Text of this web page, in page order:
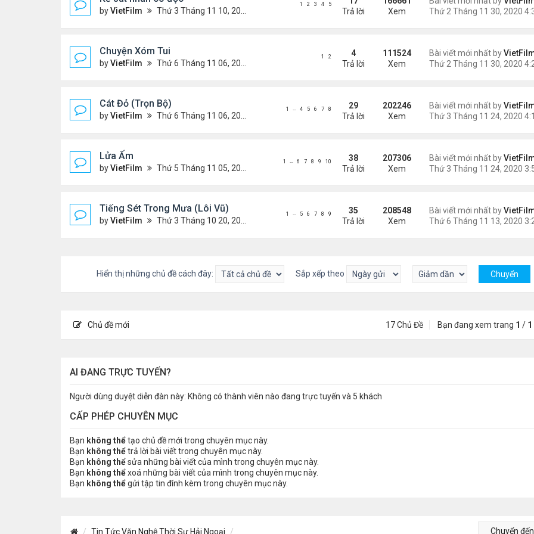
byVietFilm Thứ 3 Tháng 11 10, 2020 9:58 am
Trả lời
Xem
1 2 3 4 5
Chuyện Xóm Tui
byVietFilm Thứ 6 Tháng 11 06, 2020 4:47 pm
Bài viết mới nhất by
4
Trả lời
111524
Xem
1 2
Cát Đỏ (Trọn Bộ)
byVietFilm Thứ 6 Tháng 11 06, 2020 2:02 pm
Bài viết mới nhất by
29
Trả lời
202246
Xem
1 … 4 5 6 7 8
Lửa Ấm
byVietFilm Thứ 5 Tháng 11 05, 2020 11:33 pm
Bài viết mới nhất by
38
Trả lời
207306
Xem
1 … 6 7 8 9 10
Tiếng Sét Trong Mưa (Lôi Vũ)
byVietFilm Thứ 3 Tháng 10 20, 2020 9:50 pm
Bài viết mới nhất by
35
Trả lời
208548
Xem
1 … 5 6 7 8 9
Hiển thị những chủ đề cách đây: Sắp xếp theo
Chủ đề mới 17 Chủ Đề Bạn đang xem trang 1 / 1
AI ĐANG TRỰC TUYẾN?
Người dùng duyệt diễn đàn này: Không có thành viên nào đang trực tuyến và 5 khách
CẤP PHÉP CHUYÊN MỤC
Bạn không thểtạo chủ đề mới trong chuyên mục này.
Bạn không thểtrả lời bài viết trong chuyên mục này.
Bạn không thểsửa những bài viết của mình trong chuyên mục này.
Bạn không thểxoá những bài viết của mình trong chuyên mục này.
Bạn không thểgửi tập tin đính kèm trong chuyên mục này.
Tin Tức Văn Nghệ Thời Sự Hải Ngoại Chuyển đến